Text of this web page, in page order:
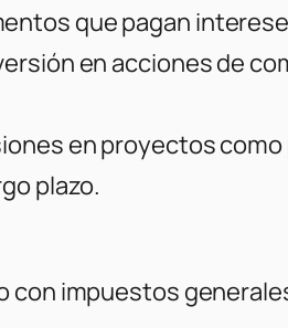
que pagan
en acciones de
en proyectos
plazo.
con impuestos